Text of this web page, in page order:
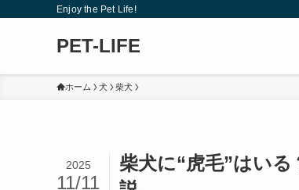
Enjoy the Pet Life!
PET-LIFE
ホーム 犬 柴犬
柴犬に“虎毛”はい
2025
11/11